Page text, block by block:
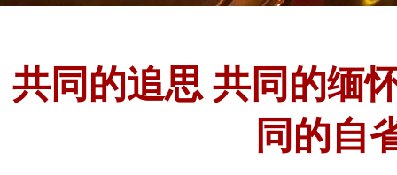
共同的追思 共同的缅
同的自